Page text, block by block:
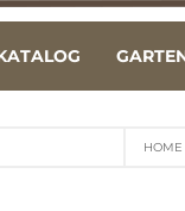
HOME